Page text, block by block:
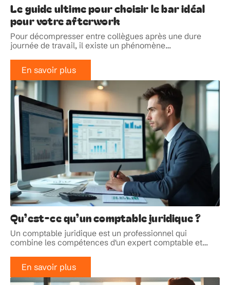
Le guide ultime pour choisir le bar idéal
pour votre afterwork
Pour décompresser entre collègues après une dure
journée de travail, il existe un phénomène…
En savoir plus
Qu’est-ce qu’un comptable juridique ?
Un comptable juridique est un professionnel qui
combine les compétences d'un expert comptable et…
En savoir plus